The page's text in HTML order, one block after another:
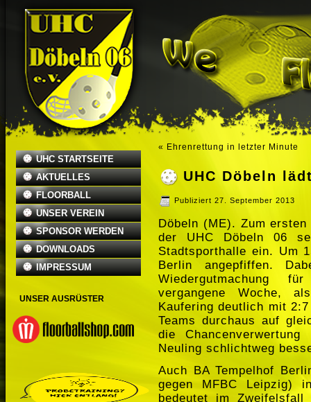
UHC STARTSEITE
AKTUELLES
FLOORBALL
UNSER VEREIN
SPONSOR WERDEN
DOWNLOADS
IMPRESSUM
UNSER AUSRÜSTER
« Ehrenrettung in letzter Minute
UHC Döbeln
Publiziert 27. September 2013
Döbeln (ME). Zum
der UHC Döbeln 06
Stadtsporthalle ein. Um
Berlin angepfiffen.
Wiedergutmachung
vergangene Woche,
Kaufering deutlich mit
Teams durchaus auf
die
Neuling schlichtweg
Auch BA Tempelhof
gegen MFBC Leipzig)
bedeutet im